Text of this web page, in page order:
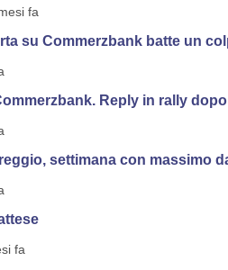
fa
su Commerzbank batte un
Reply in rally
settimana con massimo
fa